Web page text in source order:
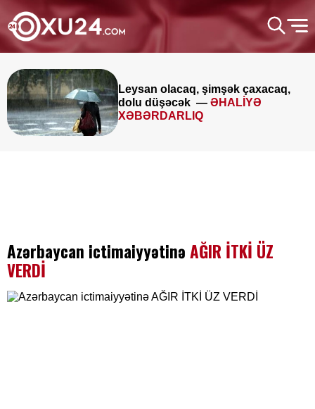
Leysan olacaq, şimşək çaxacaq,
dolu düşəcək — ƏHALİYƏ
XƏBƏRDARLIQ
Azərbaycan ictimaiyyətinə AĞIR İTKİ ÜZ
VERDİ